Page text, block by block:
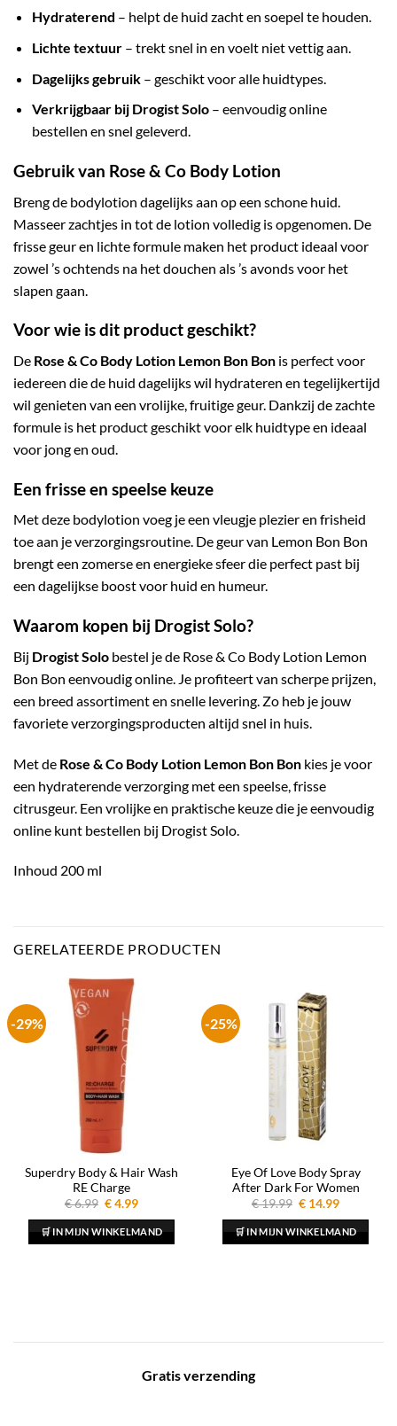
Hydraterend – helpt de huid zacht en soepel te houden.
Lichte textuur– trekt snel in en voelt niet vettig aan.
Dagelijks gebruik– geschikt voor alle huidtypes.
Verkrijgbaar bij Drogist Solo– eenvoudig online
bestellen en snel geleverd.
Gebruik van Rose & Co Body Lotion
Breng de bodylotion dagelijks aan op een schone huid.
Masseer zachtjes in tot de lotion volledig is opgenomen. De
frisse geur en lichte formule maken het product ideaal voor
zowel ’s ochtends na het douchen als ’s avonds voor het
slapen gaan.
Voor wie is dit product geschikt?
De Rose & Co Body Lotion Lemon Bon Bon is perfect voor
iedereen die de huid dagelijks wil hydrateren en tegelijkertijd
wil genieten van een vrolijke, fruitige geur. Dankzij de zachte
formule is het product geschikt voor elk huidtype en ideaal
voor jong en oud.
Een frisse en speelse keuze
Met deze bodylotion voeg je een vleugje plezier en frisheid
toe aan je verzorgingsroutine. De geur van Lemon Bon Bon
brengt een zomerse en energieke sfeer die perfect past bij
een dagelijkse boost voor huid en humeur.
Waarom kopen bij Drogist Solo?
Bij Drogist Solo bestel je de Rose & Co Body Lotion Lemon
Bon Bon eenvoudig online. Je profiteert van scherpe prijzen,
een breed assortiment en snelle levering. Zo heb je jouw
favoriete verzorgingsproducten altijd snel in huis.
Met de Rose & Co Body Lotion Lemon Bon Bon kies je voor
een hydraterende verzorging met een speelse, frisse
citrusgeur. Een vrolijke en praktische keuze die je eenvoudig
online kunt bestellen bij Drogist Solo.
Inhoud 200 ml
GERELATEERDE PRODUCTEN
-29%
Superdry Body & Hair Wash
RE Charge
€6.99 Oorspronkelijke
was:
€ 6.99.
€4.99Huidige
is:
€ 4.99.
🛒 IN MIJN WINKELMAND
-25%
Eye Of Love Body Spray
After Dark For Women
€19.99 Oorspronkelijke
was:
€ 19.99.
€ 14.99Huidige
is:
€ 14.99.
🛒 IN MIJN WINKELMAND
Gratis verzending